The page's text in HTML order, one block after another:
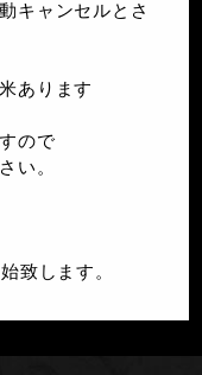
キャンセルとさ
あります
ので
い。
致します。